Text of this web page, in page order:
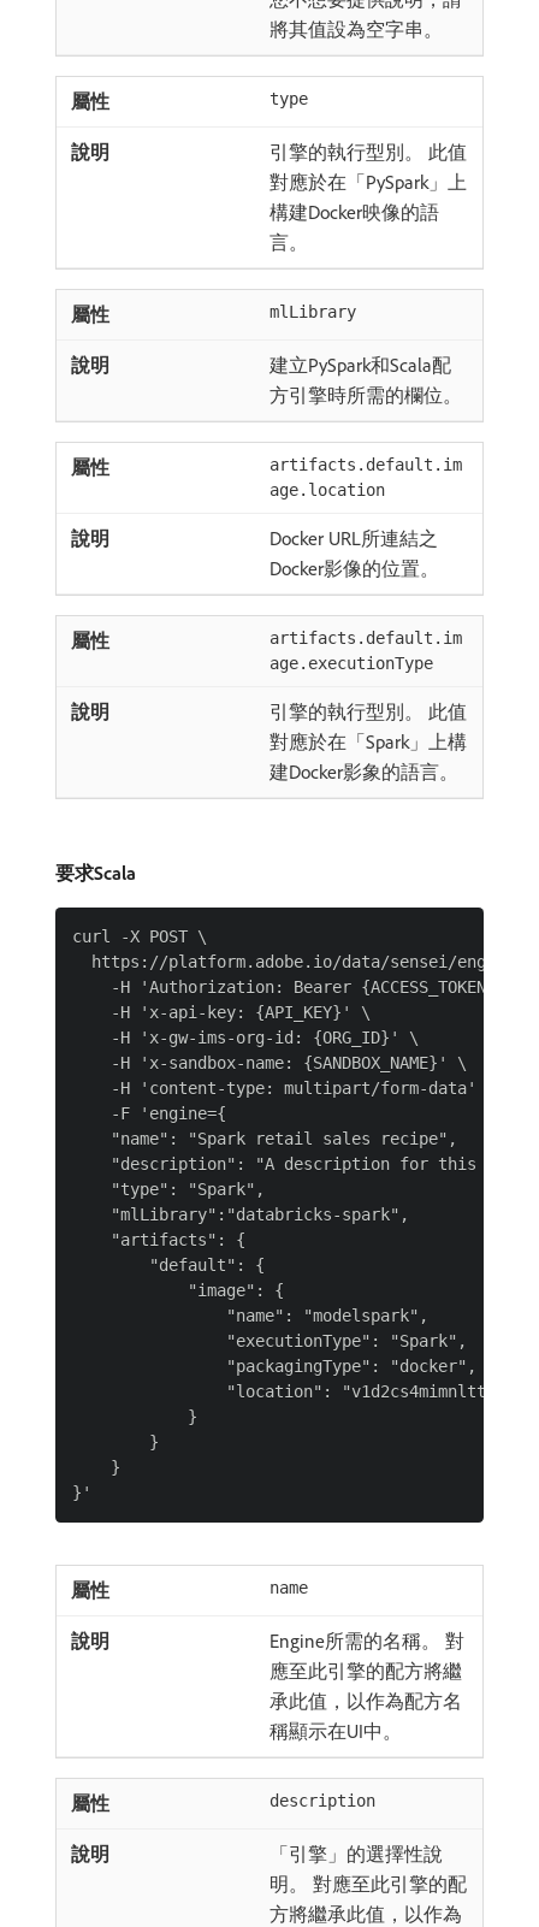
將其值設為空字串。
type
引擎的執行型別。 此值
對應於在「PySpark」上
構建Docker映像的語
言。
mlLibrary
建立PySpark和Scala配
方引擎時所需的欄位。
artifacts.default.im
age.location
Docker URL所連結之
Docker影像的位置。
artifacts.default.im
age.executionType
引擎的執行型別。 此值
對應於在「Spark」上構
建Docker影象的語言。
要求Scala
curl -X POST \
https://platform.adobe.io/data/sensei/engines
    -H 'Authorization: Bearer {ACCESS_TOKEN}' \
    -H 'x-api-key: {API_KEY}' \
    -H 'x-gw-ims-org-id: {ORG_ID}' \
    -H 'x-sandbox-name: {SANDBOX_NAME}' \
    -H 'content-type: multipart/form-data' \
    -F 'engine={
    "name": "Spark retail sales recipe",
"description": "A description for this
    "type": "Spark",
    "mlLibrary":"databricks-spark",
    "artifacts": {
        "default": {
            "image": {
                "name": "modelspark",
                "executionType": "Spark",
                "packagingType": "docker",
"location":
            }
        }
    }
name
Engine所需的名稱。 對
應至此引擎的配方將繼
承此值，以作為配方名
稱顯示在UI中。
description
「引擎」的選擇性說
明。 對應至此引擎的配
方將繼承此值，以作為